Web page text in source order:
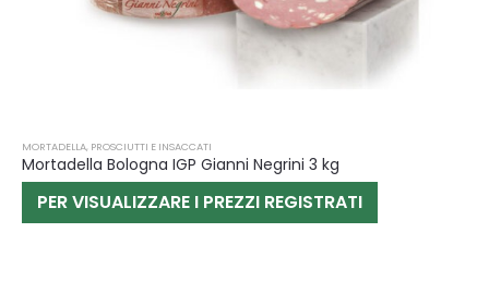
MORTADELLA, PROSCIUTTI E INSACCATI
Mortadella Bologna IGP Gianni Negrini 3 kg
PER VISUALIZZARE I PREZZI REGISTRATI